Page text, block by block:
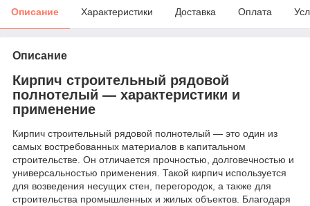
Описание Характеристики Доставка Оплата
Описание
Кирпич строительный рядовой
полнотелый — характеристики и
применение
Кирпич строительный рядовой полнотелый — это один из
самых востребованных материалов в капитальном
строительстве. Он отличается прочностью, долговечностью и
универсальностью применения. Такой кирпич используется
для возведения несущих стен, перегородок, а также для
строительства промышленных и жилых объектов. Благодаря